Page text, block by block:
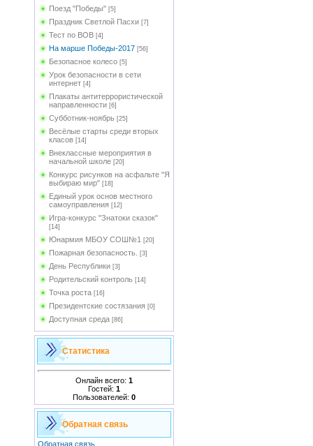
Поезд "Победы" [5]
Праздник Светлой Пасхи [7]
Тест по ВОВ [4]
На марше Победы-2017 [56]
Безопасное колесо [5]
Урок безопасности в сети
интернет [4]
Плакаты антитеррористической
направленности [6]
Субботник-ноябрь [25]
Весёлые старты среди вторых
класов [14]
Внеклассные мероприятия в
начальной школе [20]
Конкурс рисунков на асфальте "Я
выбираю мир" [18]
Единый урок основ местного
самоуправления [12]
Игра-конкурс "Знатоки сказок"
[14]
Юнармия МБОУ СОШ№1 [20]
Пожарная безопасность. [3]
День Республики [3]
Родительский контроль [14]
Точка роста [16]
Президентские состязания [0]
Доступная среда [86]
Статистика
Онлайн всего: 1
Гостей: 1
Пользователей: 0
Обратная связь
Обратная связь